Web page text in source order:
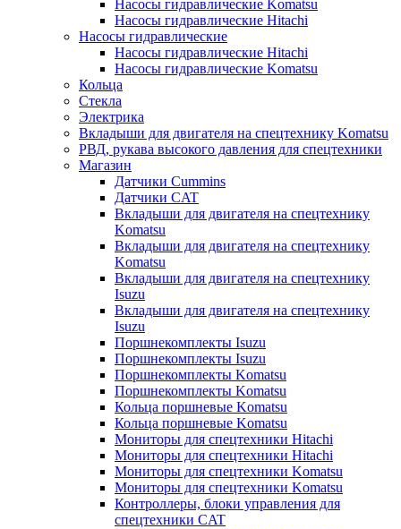
Насосы гидравлические Komatsu
Насосы гидравлические Hitachi
Насосы гидравлические
Насосы гидравлические Hitachi
Насосы гидравлические Komatsu
Кольца
Стекла
Электрика
Вкладыши для двигателя на спецтехнику Komatsu
РВД, рукава высокого давления для спецтехники
Магазин
Датчики Cummins
Датчики CAT
Вкладыши для двигателя на спецтехнику
Komatsu
Вкладыши для двигателя на спецтехнику
Komatsu
Вкладыши для двигателя на спецтехнику
Isuzu
Вкладыши для двигателя на спецтехнику
Isuzu
Поршнекомплекты Isuzu
Поршнекомплекты Isuzu
Поршнекомплекты Komatsu
Поршнекомплекты Komatsu
Кольца поршневые Komatsu
Кольца поршневые Komatsu
Мониторы для спецтехники Hitachi
Мониторы для спецтехники Hitachi
Мониторы для спецтехники Komatsu
Мониторы для спецтехники Komatsu
Контроллеры, блоки управления для
спецтехники CAT